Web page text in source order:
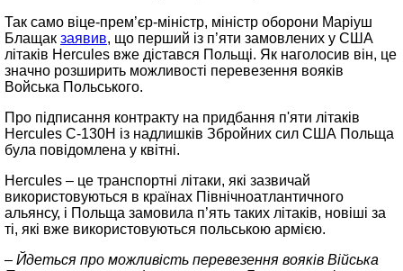
Так само віце-прем’єр-міністр, міністр оборони Маріуш
Блащак заявив, що перший із п’яти замовлених у США
літаків Hercules вже дістався Польщі. Як наголосив він, це
значно розширить можливості перевезення вояків
Войська Польського.
Про підписання контракту на придбання п'яти літаків
Hercules C-130H із надлишків Збройних сил США Польща
була повідомлена у квітні.
Hercules – це транспортні літаки, які зазвичай
використовуються в країнах Північноатлантичного
альянсу, і Польща замовила п’ять таких літаків, новіші за
ті, які вже використовуються польською армією.
– Йдеться про можливість перевезення вояків Війська